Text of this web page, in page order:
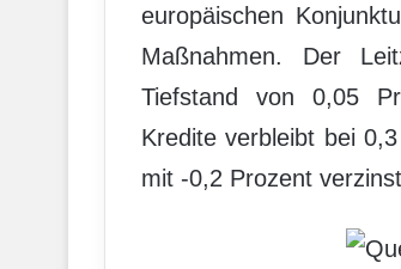
europäischen
Maßnahmen. Der
Tiefstand von 0,05
Kredite verbleibt bei
mit -0,2 Prozent